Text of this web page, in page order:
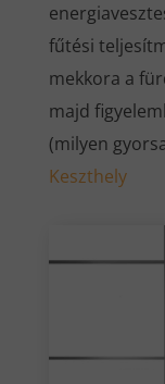
fűtési
mekkora a
majd
(milyen
Keszthely